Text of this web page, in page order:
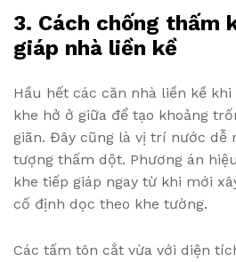
3. Cách chống thấm
giáp nhà liền kề
Hầu hết các căn nhà liền kề
khe hở ở giữa để tạo khoảng
giãn. Đây cũng là vị trí nước dễ
tượng thấm dột. Phương án
khe tiếp giáp ngay từ khi mới
cố định dọc theo khe tường.
Các tấm tôn cắt vừa với diện